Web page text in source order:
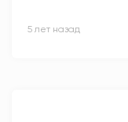
5 лет назад